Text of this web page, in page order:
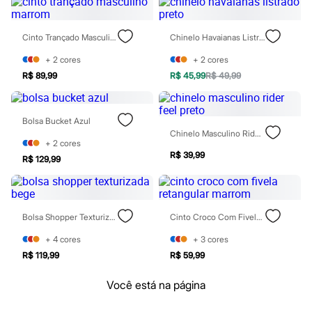
Relógios
Calçados
Botas
Chinelos
Sapatos
Sandálias e Papetes
Tênis
Moda esportiva
Acessórios
Bermudas
Calças
Calçados
Moda íntima
Cuecas
Pijamas
Moda praia
Personagens
Plus size
Cinto Trançado Masculino Marrom
+ 2 cores
R$ 89,99
Chinelo Havaianas Listrado Preto
+ 2 cores
R$ 45,99R$ 49,99
Bolsa Bucket Azul
+ 2 cores
R$ 129,99
Chinelo Masculino Rider Feel Preto
R$ 39,99
Bolsa Shopper Texturizada Bege
+ 4 cores
R$ 119,99
Cinto Croco Com Fivela Retangular Marrom
+ 3 cores
R$ 59,99
Você está na página